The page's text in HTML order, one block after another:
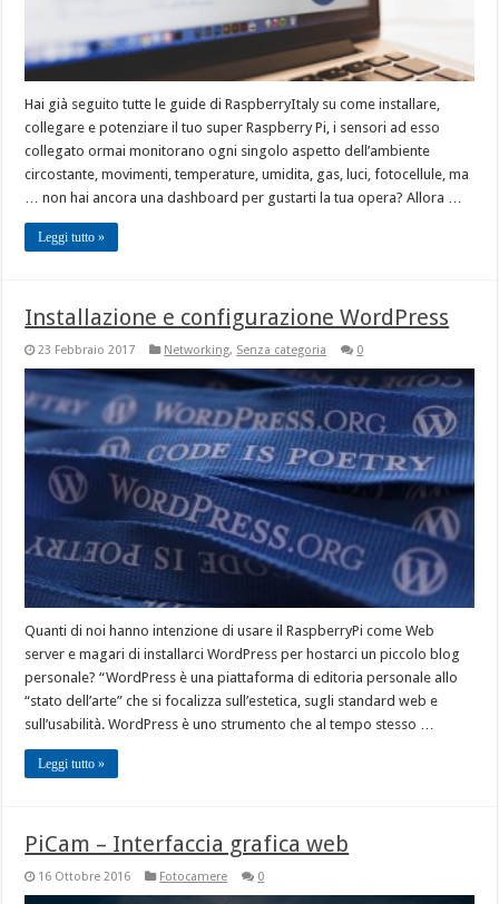
Hai già seguito tutte le guide di RaspberryItaly su come installare,
collegare e potenziare il tuo super Raspberry Pi, i sensori ad esso
collegato ormai monitorano ogni singolo aspetto dell’ambiente
circostante, movimenti, temperature, umidita, gas, luci, fotocellule, ma
… non hai ancora una dashboard per gustarti la tua opera? Allora …
Leggi tutto »
Installazione e configurazione WordPress
23 Febbraio 2017 Networking, Senza categoria 0
Quanti di noi hanno intenzione di usare il RaspberryPi come Web
server e magari di installarci WordPress per hostarci un piccolo blog
personale? “WordPress è una piattaforma di editoria personale allo
“stato dell’arte” che si focalizza sull’estetica, sugli standard web e
sull’usabilità. WordPress è uno strumento che al tempo stesso …
Leggi tutto »
PiCam – Interfaccia grafica web
16 Ottobre 2016 Fotocamere 0